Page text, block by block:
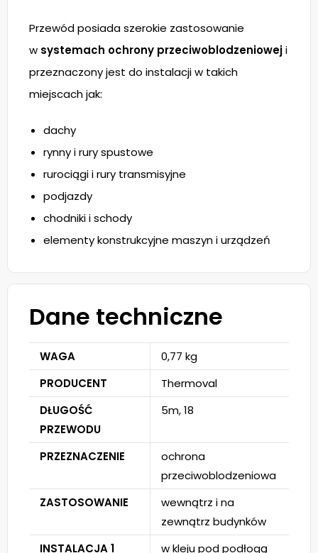
Przewód posiada szerokie zastosowanie
w systemach ochrony przeciwoblodzenioweji
przeznaczony jest do instalacji w takich
miejscach jak:
dachy
rynny i rury spustowe
rurociągi i rury transmisyjne
podjazdy
chodniki i schody
elementy konstrukcyjne maszyn i urządzeń
Dane techniczne
WAGA
0,77 kg
PRODUCENT
Thermoval
DŁUGOŚĆ
PRZEWODU
5m, 18
PRZEZNACZENIE
ochrona
przeciwoblodzeniowa
ZASTOSOWANIE
wewnątrz i na
zewnątrz budynków
INSTALACJA 1
w kleju pod podłogą